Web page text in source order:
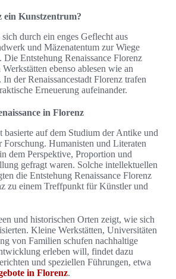
ein Kunstzentrum?
durch ein enges Geflecht aus
und Mäzenatentum zur Wiege
Die Entstehung Renaissance Florenz
ebenso ablesen wie an
In der Renaissancestadt Florenz trafen
Erneuerung aufeinander.
in Florenz
auf dem Studium der Antike und
Forschung. Humanisten und Literaten
dem Perspektive, Proportion und
gefragt waren. Solche intellektuellen
die Entstehung Renaissance Florenz
zu einem Treffpunkt für Künstler und
und historischen Orten zeigt, wie sich
Kleine Werkstätten, Universitäten
von Familien schufen nachhaltige
erleben will, findet dazu
und speziellen Führungen, etwa
in Florenz.